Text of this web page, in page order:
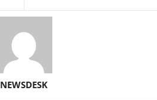
NEWSDESK